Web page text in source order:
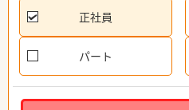
正社員
パート